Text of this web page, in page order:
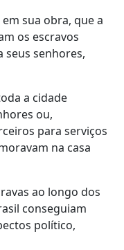
sua obra, que a
os escravos
seus senhores,
a cidade
ou,
para serviços
na casa
ao longo dos
conseguiam
político,